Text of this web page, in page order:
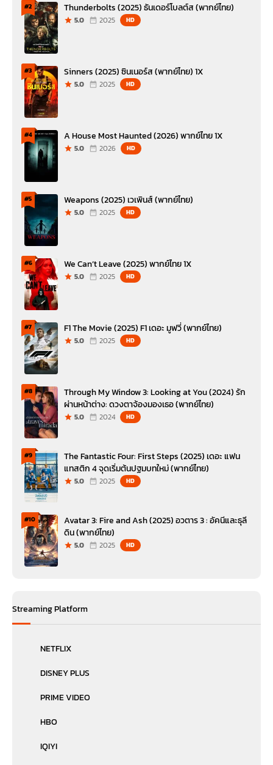
#2 Thunderbolts (2025) ธันเดอร์โบลต์ส (พากย์ไทย)
5.0 2025 HD
#3 Sinners (2025) ซินเนอร์ส (พากย์ไทย) 1X
5.0 2025 HD
#4 A House Most Haunted (2026) พากย์ไทย 1X
5.0 2026 HD
#5 Weapons (2025) เวเพินส์ (พากย์ไทย)
5.0 2025 HD
#6 We Can’t Leave (2025) พากย์ไทย 1X
5.0 2025 HD
#7 F1 The Movie (2025) F1 เดอะ มูฟวี่ (พากย์ไทย)
5.0 2025 HD
#8
Through My Window 3: Looking at You (2024) รัก
ผ่านหน้าต่าง: ดวงตาจ้องมองเธอ (พากย์ไทย)
5.0 2024 HD
#9
The Fantastic Four: First Steps (2025) เดอะ แฟน
แทสติก 4 จุดเริ่มต้นปฐมบทใหม่ (พากย์ไทย)
5.0 2025 HD
#10
Avatar 3: Fire and Ash (2025) อวตาร 3 : อัคนีและธุลี
ดิน (พากย์ไทย)
5.0 2025 HD
Streaming Platform
NETFLIX
DISNEY PLUS
PRIME VIDEO
HBO
IQIYI